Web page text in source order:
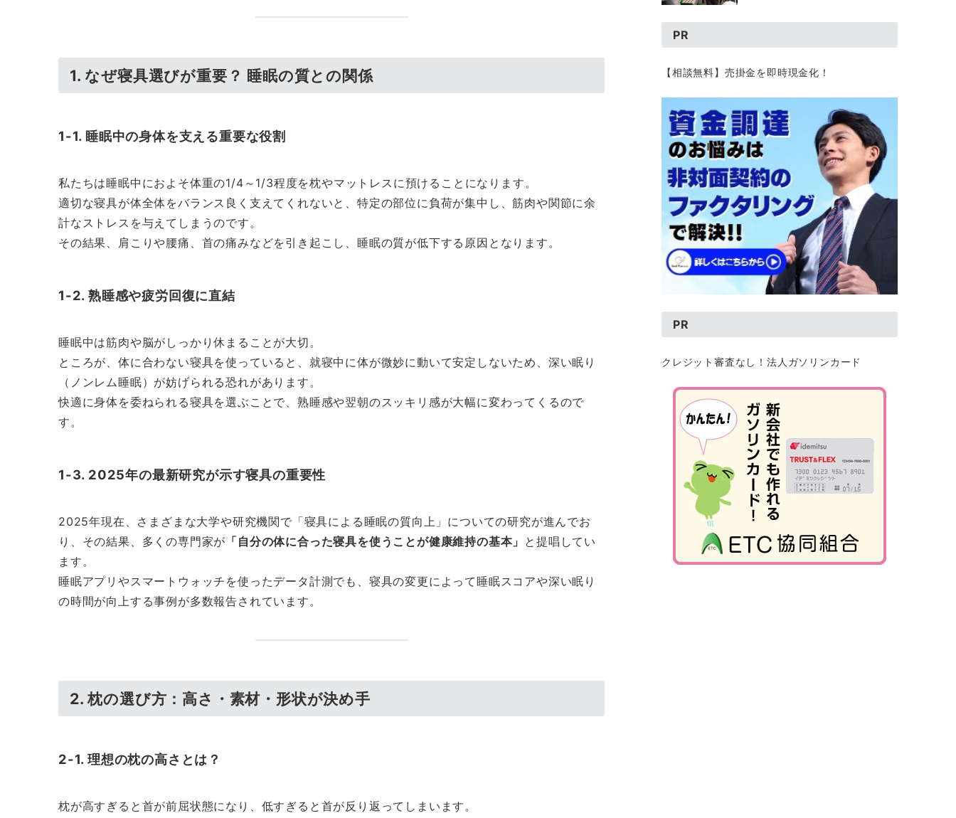
1. なぜ寝具選びが重要？ 睡眠の質との関係
1-1. 睡眠中の身体を支える重要な役割
私たちは睡眠中におよそ体重の1/4～1/3程度を枕やマットレスに預けることになります。
適切な寝具が体全体をバランス良く支えてくれないと、特定の部位に負荷が集中し、筋肉や関節に余
計なストレスを与えてしまうのです。
その結果、肩こりや腰痛、首の痛みなどを引き起こし、睡眠の質が低下する原因となります。
1-2. 熟睡感や疲労回復に直結
睡眠中は筋肉や脳がしっかり休まることが大切。
ところが、体に合わない寝具を使っていると、就寝中に体が微妙に動いて安定しないため、深い眠り
（ノンレム睡眠）が妨げられる恐れがあります。
快適に身体を委ねられる寝具を選ぶことで、熟睡感や翌朝のスッキリ感が大幅に変わってくるので
す。
1-3. 2025年の最新研究が示す寝具の重要性
2025年現在、さまざまな大学や研究機関で「寝具による睡眠の質向上」についての研究が進んでお
り、その結果、多くの専門家が 「自分の体に合った寝具を使うことが健康維持の基本」 と提唱してい
ます。
睡眠アプリやスマートウォッチを使ったデータ計測でも、寝具の変更によって睡眠スコアや深い眠り
の時間が向上する事例が多数報告されています。
2. 枕の選び方：高さ・素材・形状が決め手
2-1. 理想の枕の高さとは？
枕が高すぎると首が前屈状態になり、低すぎると首が反り返ってしまいます。
PR
【相談無料】売掛金を即時現金化！
PR
クレジット審査なし！法人ガソリンカード